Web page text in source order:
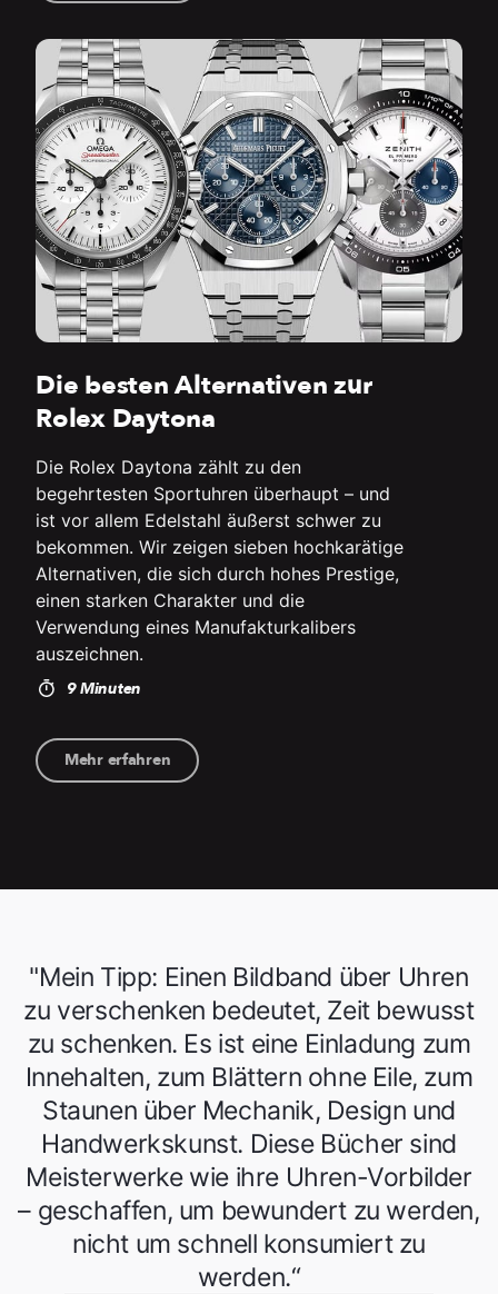
Die besten Alternativen zur
Rolex Daytona
Die Rolex Daytona zählt zu den
begehrtesten Sportuhren überhaupt – und
ist vor allem Edelstahl äußerst schwer zu
bekommen. Wir zeigen sieben hochkarätige
Alternativen, die sich durch hohes Prestige,
einen starken Charakter und die
Verwendung eines Manufakturkalibers
auszeichnen.
9 Minuten
Mehr erfahren
"Mein Tipp: Einen Bildband über Uhren
zu verschenken bedeutet, Zeit bewusst
zu schenken. Es ist eine Einladung zum
Innehalten, zum Blättern ohne Eile, zum
Staunen über Mechanik, Design und
Handwerkskunst. Diese Bücher sind
Meisterwerke wie ihre Uhren-Vorbilder
– geschaffen, um bewundert zu werden,
nicht um schnell konsumiert zu
werden.“